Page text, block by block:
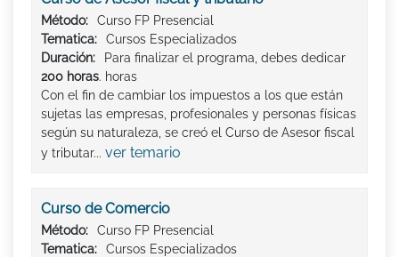
Método:
Curso FP Presencial
Tematica:
Cursos Especializados
Duración:
Para finalizar el programa, debes dedicar
200 horas. horas
Con el fin de cambiar los impuestos a los que están
sujetas las empresas, profesionales y personas físicas
según su naturaleza, se creó el Curso de Asesor fiscal
y tributar... ver temario
Curso de Comercio
Método:
Curso FP Presencial
Tematica:
Cursos Especializados